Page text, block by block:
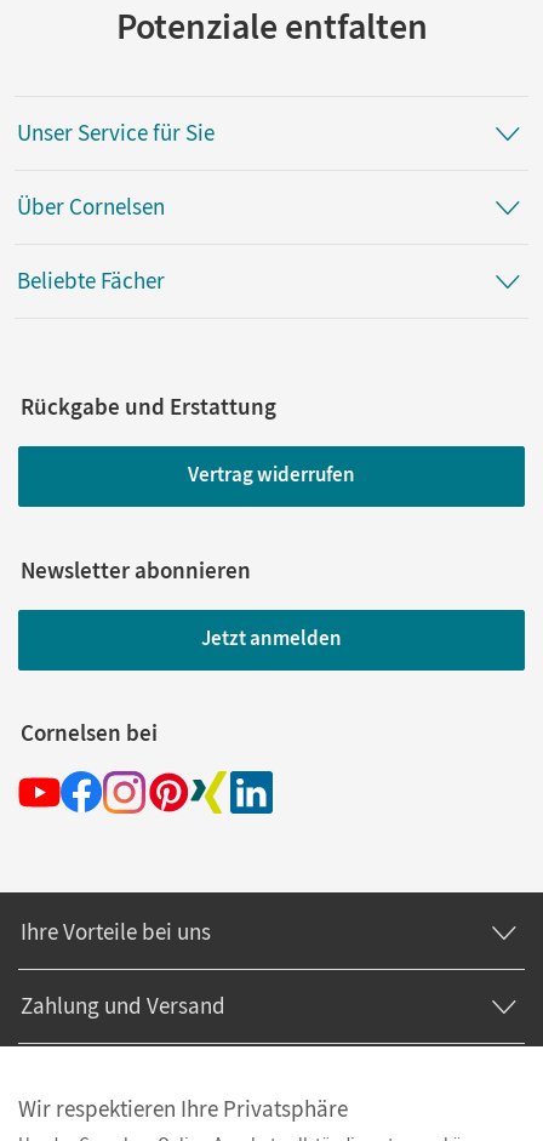
Potenziale entfalten
Unser Service für Sie
Über Cornelsen
Beliebte Fächer
Rückgabe und Erstattung
Vertrag widerrufen
Newsletter abonnieren
Jetzt anmelden
Cornelsen bei
Ihre Vorteile bei uns
Zahlung und Versand
Wir respektieren Ihre Privatsphäre